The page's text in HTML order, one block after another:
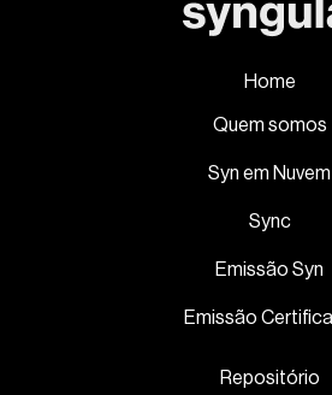
Home
Quem somos
Syn em Nuvem
Sync
Emissão Syn
Emissão
Repositório